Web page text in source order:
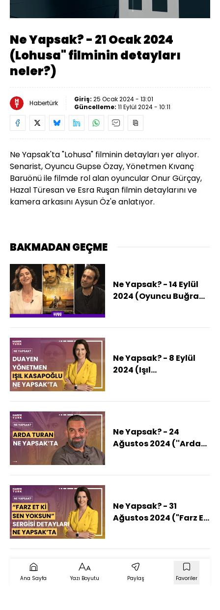
Aç
Oynatma
Hızı
Ne Yapsak? - 21 Ocak 2024
(Lohusa" filminin detayları
neler?)
Habertürk Giriş: 25 Ocak 2024 - 13:01
Güncelleme: 11 Eylül 2024 - 10:11
Ne Yapsak'ta "Lohusa" filminin detayları yer alıyor.
Senarist, Oyuncu Gupse Özay, Yönetmen Kıvanç
Baruönü ile filmde rol alan oyuncular Onur Gürçay,
Hazal Türesan ve Esra Ruşan filmin detaylarını ve
kamera arkasını Aysun Öz'e anlatıyor.
BAKMADAN GEÇME
Ne Yapsak? - 14 Eylül
2024 (Oyuncu Buğra
Ne Yapsak? - 8 Eylül
2024 (Işıl
Yapamam'
ne?)
Ne Yapsak? - 24
Ağustos 2024 (''Arda
anlatıyor?)
Ne Yapsak? - 31
Ağustos 2024 ("Farz Et
neler?)
Ana Sayfa Yazı Boyutu Paylaş Favoriler